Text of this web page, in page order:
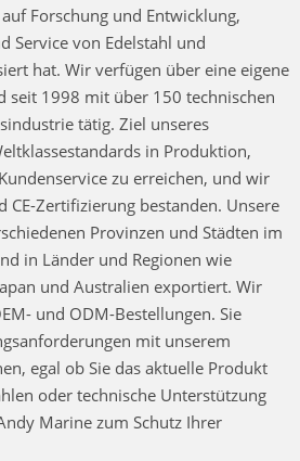
Forschung und Entwicklung,
Service von Edelstahl und
hat. Wir verfügen über eine eigene
seit 1998 mit über 150 technischen
tätig. Ziel unseres
in Produktion,
zu erreichen, und wir
CE-Zertifizierung bestanden. Unsere
Provinzen und Städten im
in Länder und Regionen wie
und Australien exportiert. Wir
und ODM-Bestellungen. Sie
mit unserem
egal ob Sie das aktuelle Produkt
oder technische Unterstützung
Marine zum Schutz Ihrer